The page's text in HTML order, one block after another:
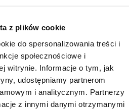
z plików cookie
do spersonalizowania treści i
społecznościowe i
witrynie. Informacje o tym, jak
udostępniamy partnerom
i analitycznym. Partnerzy
z innymi danymi otrzymanymi
Cz Pt So
30 31 1 2